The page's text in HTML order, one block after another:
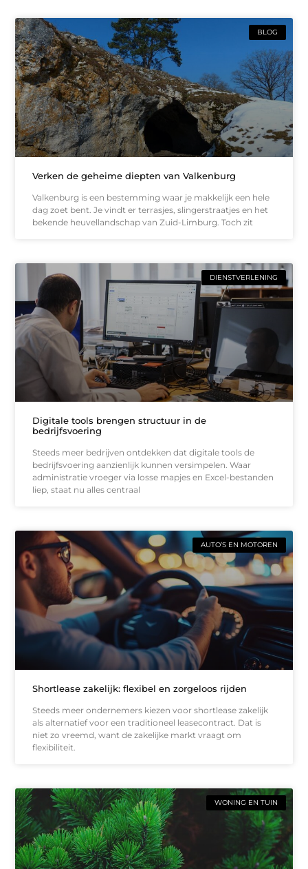
BLOG
Verken de geheime diepten van Valkenburg
Valkenburg is een bestemming waar je makkelijk een hele
dag zoet bent. Je vindt er terrasjes, slingerstraatjes en het
bekende heuvellandschap van Zuid-Limburg. Toch zit
DIENSTVERLENING
Digitale tools brengen structuur in de
bedrijfsvoering
Steeds meer bedrijven ontdekken dat digitale tools de
bedrijfsvoering aanzienlijk kunnen versimpelen. Waar
administratie vroeger via losse mapjes en Excel-bestanden
liep, staat nu alles centraal
AUTO’S EN MOTOREN
Shortlease zakelijk: flexibel en zorgeloos rijden
Steeds meer ondernemers kiezen voor shortlease zakelijk
als alternatief voor een traditioneel leasecontract. Dat is
niet zo vreemd, want de zakelijke markt vraagt om
flexibiliteit.
WONING EN TUIN